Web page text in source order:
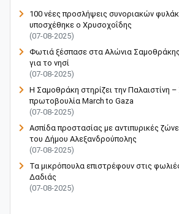
100 νέες προσλήψεις συνοριακών
υποσχέθηκε ο Χρυσοχοΐδης
(07-08-2025)
Φωτιά ξέσπασε στα Αλώνια
για το νησί
(07-08-2025)
Η Σαμοθράκη στηρίζει την Παλαιστίνη –
πρωτοβουλία March to Gaza
(07-08-2025)
Ασπίδα προστασίας με αντιπυρικές
του Δήμου Αλεξανδρούπολης
(07-08-2025)
Τα μικρόπουλα επιστρέφουν στις
Δαδιάς
(07-08-2025)